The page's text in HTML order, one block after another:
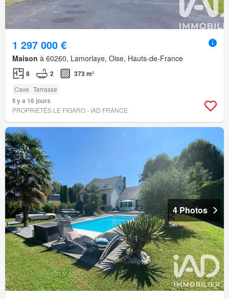
1 297 000 €
Maison à 60260, Lamorlaye, Oise, Hauts-de-France
8 2 373 m²
Cave Terrasse
Il y a 16 jours
PROPRIÉTÉS LE FIGARO - IAD FRANCE
4 Photos